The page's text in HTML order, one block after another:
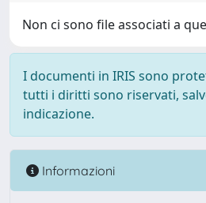
Non ci sono file associati a
I documenti in IRIS sono
tutti i diritti sono riservati,
indicazione.
Informazioni